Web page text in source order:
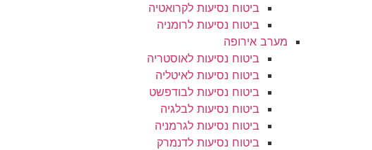
ביטוח נסיעות לקרואטיה
ביטוח נסיעות לרומניה
מערב אירופה
ביטוח נסיעות לאוסטריה
ביטוח נסיעות לאיטליה
ביטוח נסיעות לבודפשט
ביטוח נסיעות לבלגיה
ביטוח נסיעות לגרמניה
ביטוח נסיעות לדנמרק